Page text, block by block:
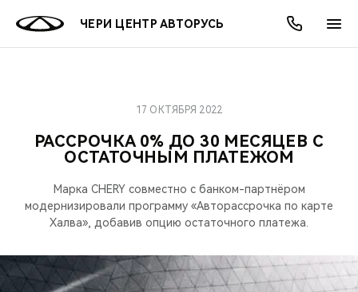
ЧЕРИ ЦЕНТР АВТОРУСЬ
МОДЕЛИ
ВСЕ МОДЕЛИ
КРОССОВЕРЫ
СЕДАНЫ
ПОКУПАТЕЛЯМ
ВЫБОР И ПОКУПКА
КРЕДИТ И СТРАХОВАНИЕ
ВЛАДЕЛЬЦАМ
ЗАПЧАСТИ И АКСЕССУАРЫ
CHERY CONNECT
МИР CHERY
АКСЕССУАРЫ
О БРЕНДЕ
ЛЮДИ CHERY
АКЦИИ
ВЫГОДЫ И АКЦИИ
ОНЛАЙН СЕРВИСЫ
ВЫБОР И ПОКУПКА
КРЕДИТ
О КОМПАНИИ
МЫ В СОЦСЕТЯХ
РАССРОЧКА 0% ДО 30 МЕСЯЦЕВ С
ОСТАТОЧНЫМ ПЛАТЕЖОМ
17 ОКТЯБРЯ 2022
Марка CHERY совместно c банком-партнёром
модернизировали программу «Авторассрочка по карте
Халва», добавив опцию остаточного платежа.